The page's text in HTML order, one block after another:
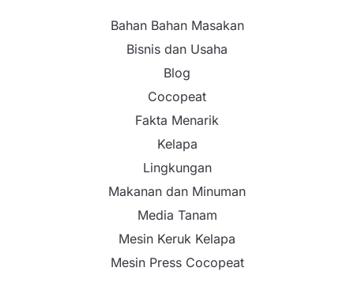
Bahan Bahan Masakan
Bisnis dan Usaha
Blog
Cocopeat
Fakta Menarik
Kelapa
Lingkungan
Makanan dan Minuman
Media Tanam
Mesin Keruk Kelapa
Mesin Press Cocopeat